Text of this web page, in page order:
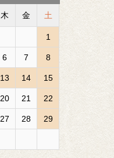
木 金 土
1
6 7 8
13 14 15
20 21 22
27 28 29